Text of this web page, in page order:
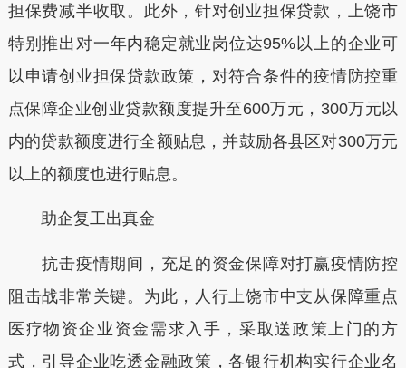
担保费减半收取。此外，针对创业担保贷款，上饶市
特别推出对一年内稳定就业岗位达95%以上的企业可
以申请创业担保贷款政策，对符合条件的疫情防控重
点保障企业创业贷款额度提升至600万元，300万元以
内的贷款额度进行全额贴息，并鼓励各县区对300万元
以上的额度也进行贴息。
助企复工出真金
抗击疫情期间，充足的资金保障对打赢疫情防控
阻击战非常关键。为此，人行上饶市中支从保障重点
医疗物资企业资金需求入手，采取送政策上门的方
式，引导企业吃透金融政策，各银行机构实行企业名